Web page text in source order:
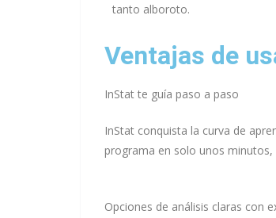
tanto alboroto.
Ventajas de
InStat te guía paso a paso
InStat conquista la curva de
programa en solo unos minutos,
Opciones de análisis claras con